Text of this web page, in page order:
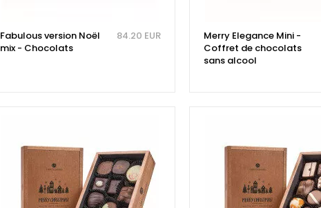
Fabulous version Noël
mix - Chocolats
84.20 EUR
Merry Elegance Mini -
Coffret de chocolats
sans alcool